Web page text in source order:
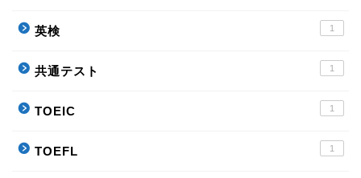
英検 1
共通テスト 1
TOEIC 1
TOEFL 1